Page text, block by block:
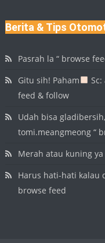
Berita & Tips
Pasrah la “ browse
Gitu sih! Paham
feed & follow
Udah bisa
tomi.meangmeong “
Merah atau kuning
Harus hati-hati kalau
browse feed